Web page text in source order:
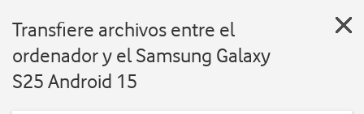
Transfiere archivos entre el
ordenador y el Samsung Galaxy
S25 Android 15